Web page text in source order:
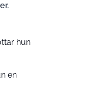
hun
en